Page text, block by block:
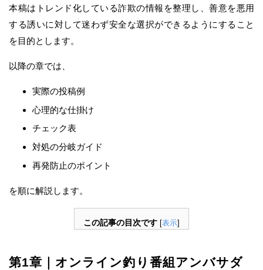
本稿はトレンド化している詐欺の情報を整理し、善意を悪用
する誘いに対して迷わず安全な選択ができるようにすること
を目的とします。
以降の章では、
実際の投稿例
心理的な仕掛け
チェック表
対処の分岐ガイド
再発防止のポイント
を順に解説します。
この記事の目次です [表示]
第1章｜オンライン釣り番組アンバサダ